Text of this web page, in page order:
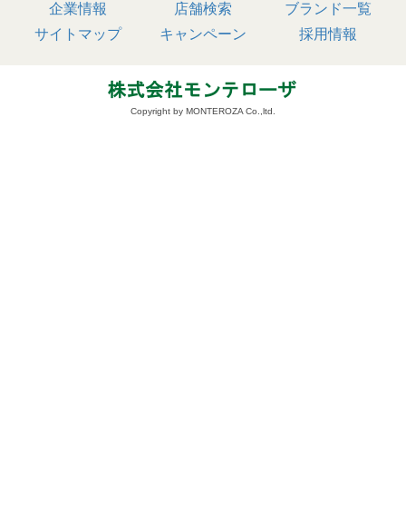
企業情報 店舗検索
ブランド一覧
サイトマップ
キャンペーン 採用情報
Copyright by MONTEROZA Co.,ltd.